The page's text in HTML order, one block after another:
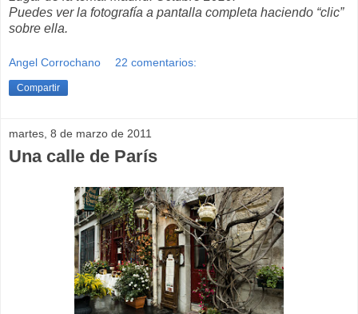
Puedes ver la fotografía a pantalla completa haciendo “clic”
sobre ella.
Angel Corrochano 22 comentarios:
Compartir
martes, 8 de marzo de 2011
Una calle de París